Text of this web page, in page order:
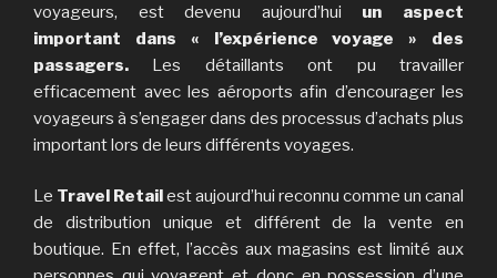
voyageurs, est devenu aujourd’hui un aspect
important dans « l’expérience voyage » des
passagers. Les détaillants ont pu travailler
efficacement avec les aéroports afin d’encourager les
voyageurs à s’engager dans des processus d’achats plus
important lors de leurs différents voyages.
Le Travel Retailest aujourd’hui reconnu comme un canal
de distribution unique et différent de la vente en
boutique. En effet, l’accès aux magasins est limité aux